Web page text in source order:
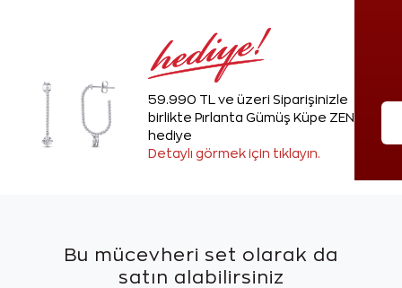
59.990 TL ve üzeri Siparişinizle
birlikte Pırlanta Gümüş Küpe ZEN'den
hediye
Detaylı görmek için tıklayın.
Bu mücevheri set olarak da
satın alabilirsiniz